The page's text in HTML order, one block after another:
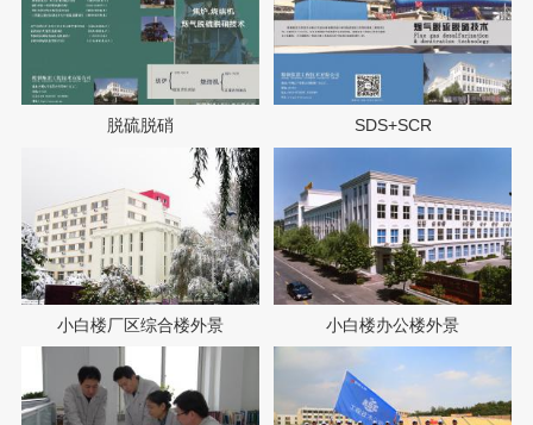
脱硫脱硝 SDS+SCR
小白楼厂区综合楼外景 小白楼办公楼外景